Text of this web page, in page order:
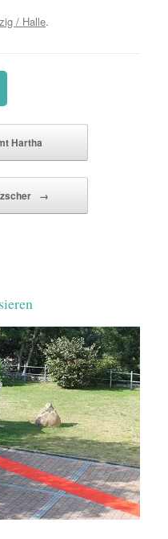
/ Halle.
Hartha
→